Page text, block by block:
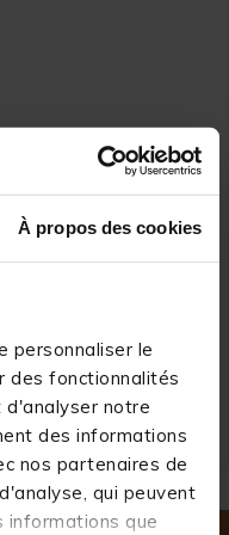
À propos des cookies
personnaliser le
des fonctionnalités
notre
des informations
nos partenaires de
qui peuvent
informations que
panier